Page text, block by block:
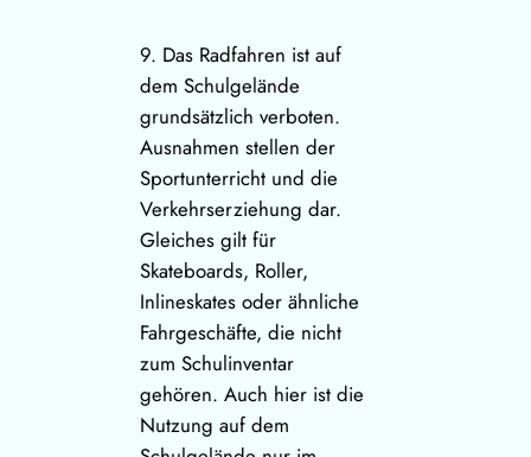
9. Das Radfahren ist auf
dem Schulgelände
grundsätzlich verboten.
Ausnahmen stellen der
Sportunterricht und die
Verkehrserziehung dar.
Gleiches gilt für
Skateboards, Roller,
Inlineskates oder ähnliche
Fahrgeschäfte, die nicht
zum Schulinventar
gehören. Auch hier ist die
Nutzung auf dem